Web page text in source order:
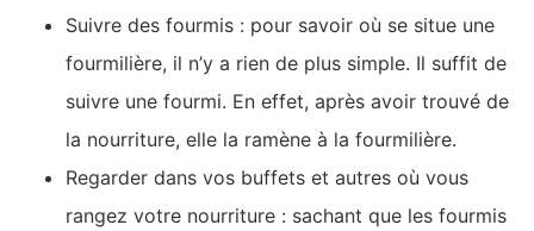
Suivre des fourmis : pour savoir où se situe une
fourmilière, il n’y a rien de plus simple. Il suffit de
suivre une fourmi. En effet, après avoir trouvé de
la nourriture, elle la ramène à la fourmilière.
Regarder dans vos buffets et autres où vous
rangez votre nourriture : sachant que les fourmis